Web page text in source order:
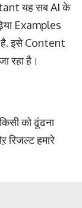
यह सब AI के
Examples
इसे Content
रहा है।
को ढूंढना
रिजल्ट हमारे